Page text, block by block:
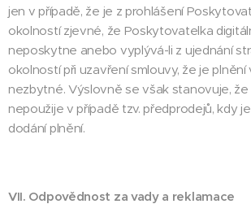
jen v případě, že je z prohlášení
okolností zjevné, že Poskytovatelka
neposkytne anebo vyplývá-li z ujednání
okolností při uzavření smlouvy, že je
nezbytné. Výslovně se však stanovuje,
nepoužije v případě tzv. předprodejů, kdy
dodání plnění.
VII. Odpovědnost za vady a reklamace